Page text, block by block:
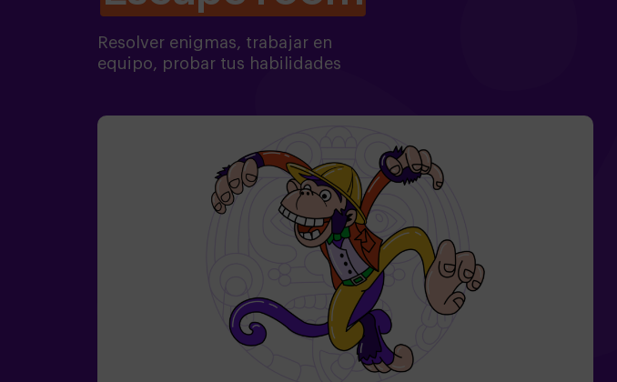
Resolver enigmas, trabajar en
equipo, probar tus habilidades